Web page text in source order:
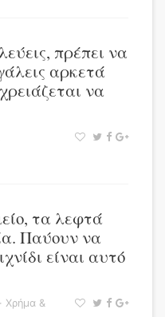
πρέπει να
αρκετά
να
τα λεφτά
Παύουν να
είναι αυτό
· Χρήμα &